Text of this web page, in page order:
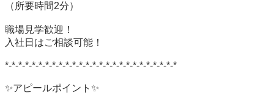
（所要時間2分）
職場見学歓迎！
入社日はご相談可能！
*-*-*-*-*-*-*-*-*-*-*-*-*-*-*-*-*-*-*-*-*-*-*-*-*-*
✨アピールポイント✨